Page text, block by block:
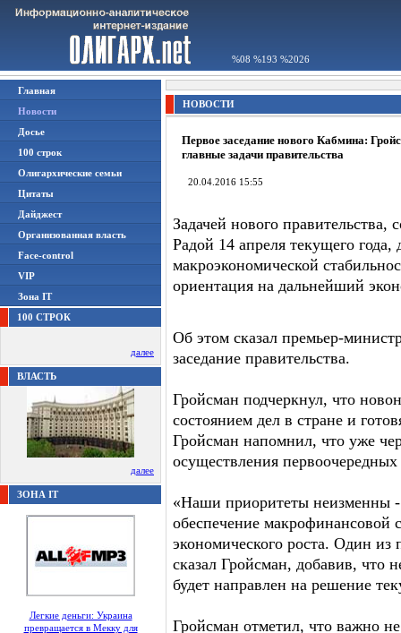
%08 %193 %2026
Главная
Новости
Досье
100 строк
Олигархические семьи
Цитаты
Дайджест
Организованная власть
Face-control
VIP
Зона IT
100 СТРОК
далее
ВЛАСТЬ
далее
ЗОНА IT
Легкие деньги: Украина
превращается в Мекку для
НОВОСТИ
Первое заседание нового Кабмина:
главные задачи правительства
20.04.2016 15:55
Задачей нового правительства,
Радой 14 апреля текущего
макроэкономической
ориентация на дальнейший
Об этом сказал премьер-
заседание правительства.
Гройсман подчеркнул, что
состоянием дел в стране и
Гройсман напомнил, что уже
осуществления
«Наши приоритеты неизменны -
обеспечение макрофинансовой
экономического роста. Один
сказал Гройсман, добавив, что
будет направлен на решение
Гройсман отметил, что важно